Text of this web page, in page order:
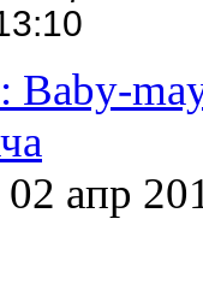
Baby-
02 апр